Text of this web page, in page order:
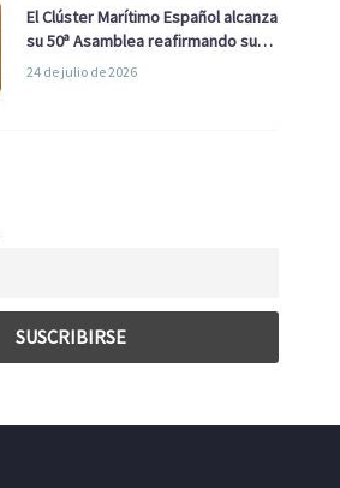
El Clúster Marítimo Español alcanza
su 50ª Asamblea reafirmando su
liderazgo en la Economía Azul
24 de julio de 2026